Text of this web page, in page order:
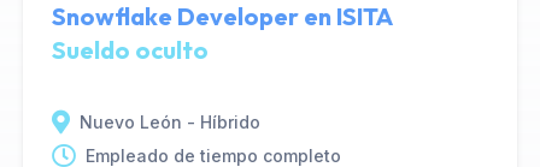
Snowflake Developer en ISITA
Sueldo oculto
Nuevo León - Híbrido
Empleado de tiempo completo